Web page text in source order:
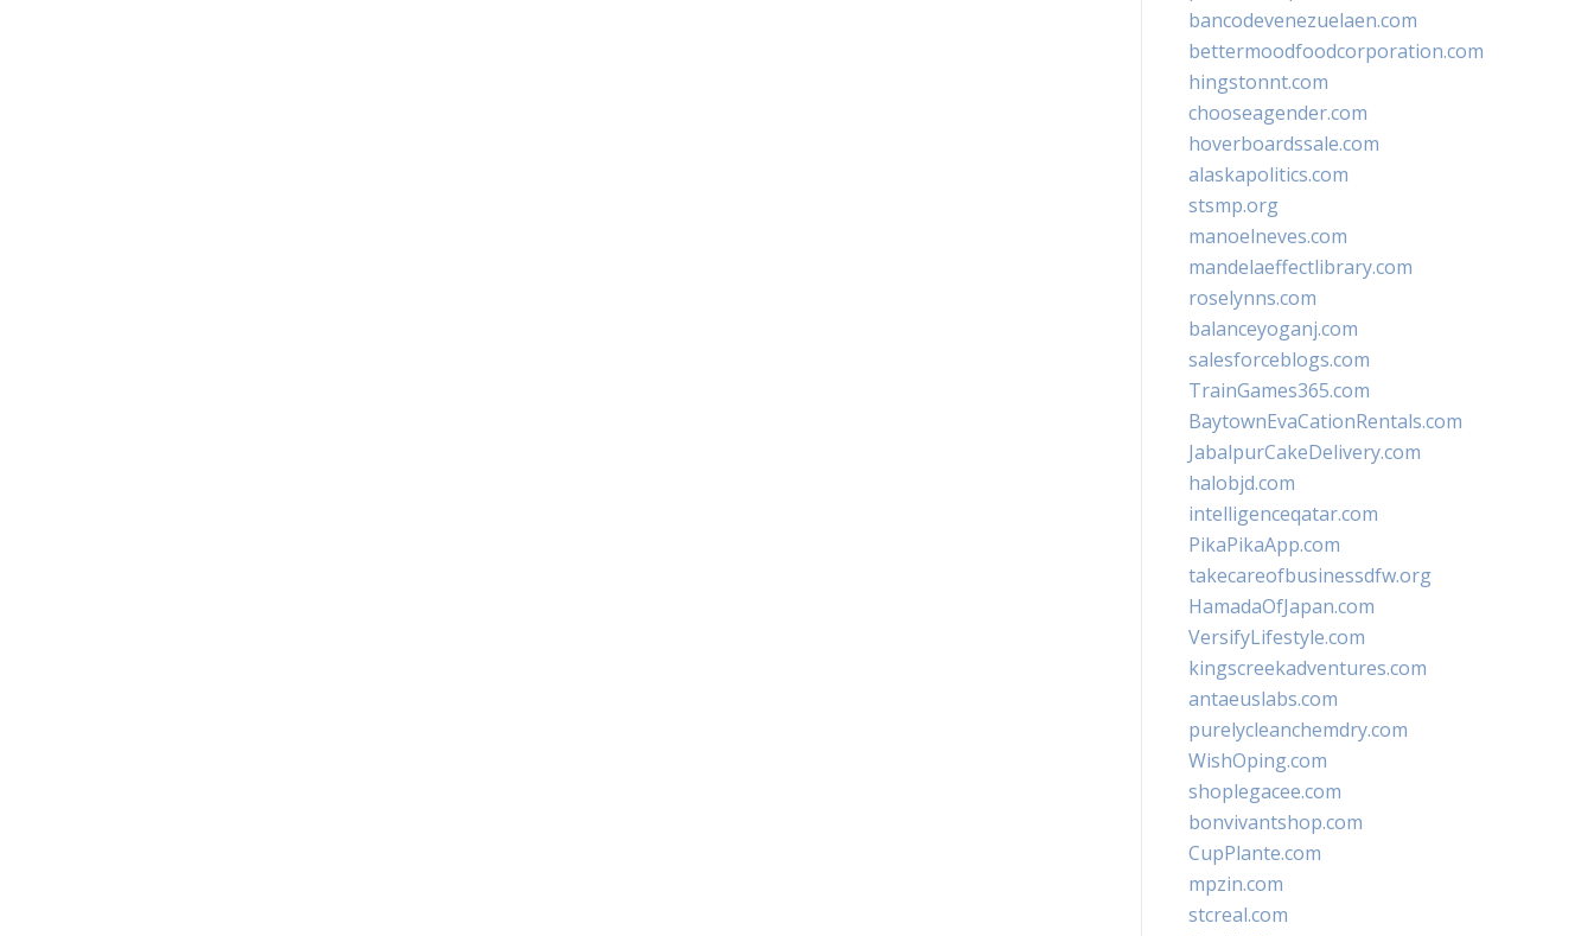
bancodevenezuelaen.com
bettermoodfoodcorporation.com
hingstonnt.com
chooseagender.com
hoverboardssale.com
alaskapolitics.com
stsmp.org
manoelneves.com
mandelaeffectlibrary.com
roselynns.com
balanceyoganj.com
salesforceblogs.com
TrainGames365.com
BaytownEvaCationRentals.com
JabalpurCakeDelivery.com
halobjd.com
intelligenceqatar.com
PikaPikaApp.com
takecareofbusinessdfw.org
HamadaOfJapan.com
VersifyLifestyle.com
kingscreekadventures.com
antaeuslabs.com
purelycleanchemdry.com
WishOping.com
shoplegacee.com
bonvivantshop.com
CupPlante.com
mpzin.com
stcreal.com